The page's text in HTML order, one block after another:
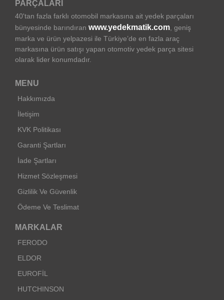
PARÇALARI
40'tan fazla farklı otomobil markasına ait yedek parçaları
bünyesinde barındıran www.yedekmatik.com, geniş
marka ve ürün yelpazesi ile Türkiye’de en fazla araç
markasına ürün satışı yapan otomotiv yedek parça sitesi
olarak lider konumdadır.
MENU
Hakkımızda
İletişim
KVK Politikası
Garanti Şartları
İade Şartları
Hizmet Sözleşmesi
Gizlilik Ve Güvenlik
Ödeme Ve Teslimat
MARKALAR
FERODO
ELDOR
EUROFİL
HUTCHINSON